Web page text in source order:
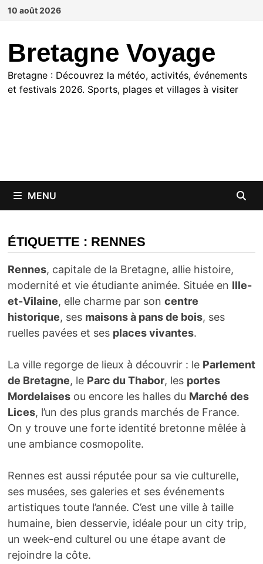
Passer
10 août 2026
Bretagne Voyage
Bretagne : Découvrez la météo, activités, événements
et festivals 2026. Sports, plages et villages à visiter
MENU
ÉTIQUETTE : RENNES
Rennes, capitale de la Bretagne, allie histoire,
modernité et vie étudiante animée. Située en Ille-
et-Vilaine, elle charme par son centre
historique, ses maisons à pans de bois, ses
ruelles pavées et ses places vivantes.
La ville regorge de lieux à découvrir : le Parlement
de Bretagne, le Parc du Thabor, les portes
Mordelaisesou encore les halles du Marché des
Lices, l’un des plus grands marchés de France.
On y trouve une forte identité bretonne mêlée à
une ambiance cosmopolite.
Rennes est aussi réputée pour sa vie culturelle,
ses musées, ses galeries et ses événements
artistiques toute l’année. C’est une ville à taille
humaine, bien desservie, idéale pour un city trip,
un week-end culturel ou une étape avant de
rejoindre la côte.